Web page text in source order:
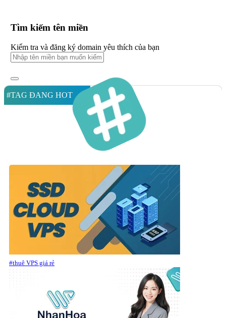
Tìm kiếm tên miền
Kiểm tra và đăng ký domain yêu thích của bạn
#TAG ĐANG HOT
#thuê VPS giá rẻ